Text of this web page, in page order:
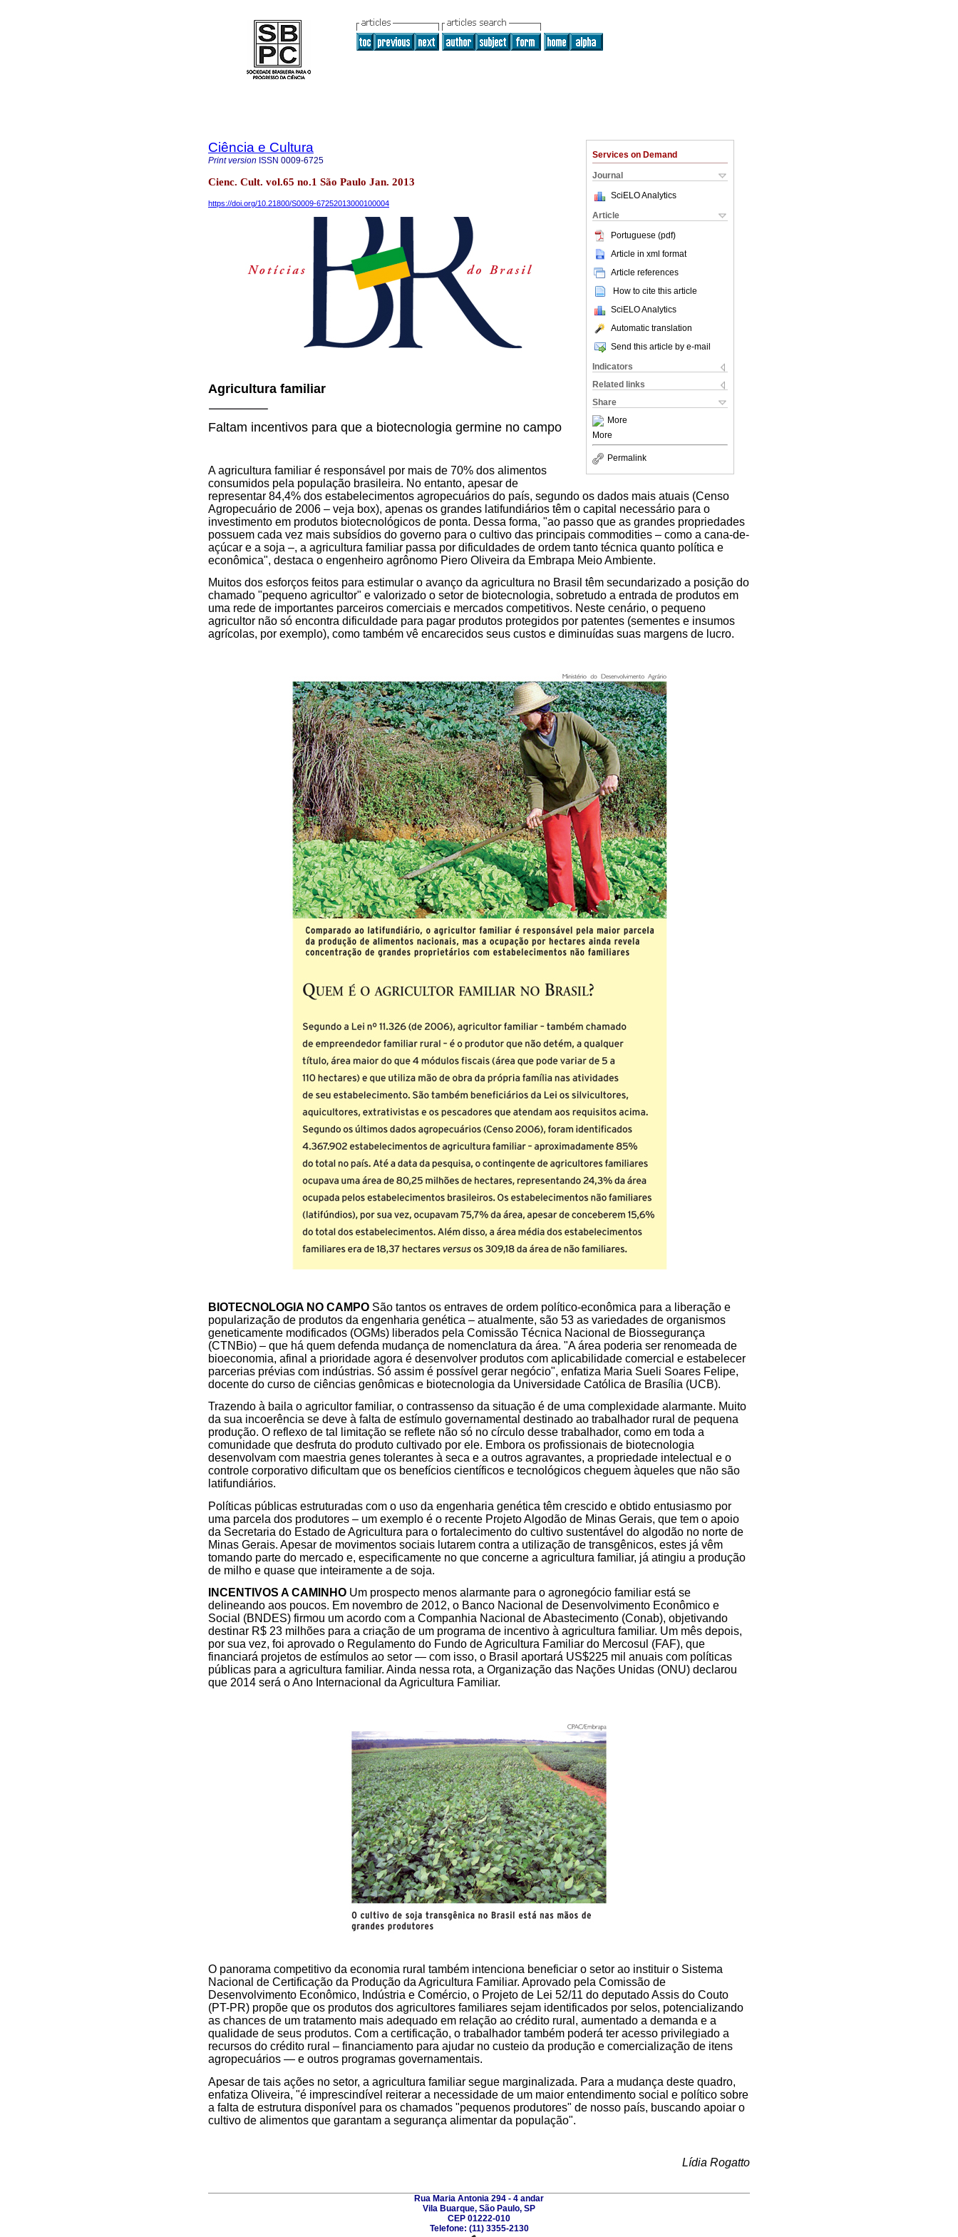
Services on Demand
Journal
SciELO Analytics
Article
Portuguese (pdf)
Article in xml format
Article references
How to cite this article
SciELO Analytics
Automatic translation
Send this article by e-mail
Indicators
Related links
Share
More
More
Permalink
Ciência e Cultura
Print version ISSN 0009-6725
Cienc. Cult. vol.65 no.1 São Paulo Jan. 2013
https://doi.org/10.21800/S0009-67252013000100004
Agricultura familiar
Faltam incentivos para que a biotecnologia germine no campo
A agricultura familiar é responsável por mais de 70% dos alimentos
consumidos pela população brasileira. No entanto, apesar de
representar 84,4% dos estabelecimentos agropecuários do país, segundo os dados mais atuais (Censo
Agropecuário de 2006 – veja box), apenas os grandes latifundiários têm o capital necessário para o
investimento em produtos biotecnológicos de ponta. Dessa forma, "ao passo que as grandes propriedades
possuem cada vez mais subsídios do governo para o cultivo das principais commodities – como a cana-de-
açúcar e a soja –, a agricultura familiar passa por dificuldades de ordem tanto técnica quanto política e
econômica", destaca o engenheiro agrônomo Piero Oliveira da Embrapa Meio Ambiente.
Muitos dos esforços feitos para estimular o avanço da agricultura no Brasil têm secundarizado a posição do
chamado "pequeno agricultor" e valorizado o setor de biotecnologia, sobretudo a entrada de produtos em
uma rede de importantes parceiros comerciais e mercados competitivos. Neste cenário, o pequeno
agricultor não só encontra dificuldade para pagar produtos protegidos por patentes (sementes e insumos
agrícolas, por exemplo), como também vê encarecidos seus custos e diminuídas suas margens de lucro.
BIOTECNOLOGIA NO CAMPO São tantos os entraves de ordem político-econômica para a liberação e
popularização de produtos da engenharia genética – atualmente, são 53 as variedades de organismos
geneticamente modificados (OGMs) liberados pela Comissão Técnica Nacional de Biossegurança
(CTNBio) – que há quem defenda mudança de nomenclatura da área. "A área poderia ser renomeada de
bioeconomia, afinal a prioridade agora é desenvolver produtos com aplicabilidade comercial e estabelecer
parcerias prévias com indústrias. Só assim é possível gerar negócio", enfatiza Maria Sueli Soares Felipe,
docente do curso de ciências genômicas e biotecnologia da Universidade Católica de Brasília (UCB).
Trazendo à baila o agricultor familiar, o contrassenso da situação é de uma complexidade alarmante. Muito
da sua incoerência se deve à falta de estímulo governamental destinado ao trabalhador rural de pequena
produção. O reflexo de tal limitação se reflete não só no círculo desse trabalhador, como em toda a
comunidade que desfruta do produto cultivado por ele. Embora os profissionais de biotecnologia
desenvolvam com maestria genes tolerantes à seca e a outros agravantes, a propriedade intelectual e o
controle corporativo dificultam que os benefícios científicos e tecnológicos cheguem àqueles que não são
latifundiários.
Políticas públicas estruturadas com o uso da engenharia genética têm crescido e obtido entusiasmo por
uma parcela dos produtores – um exemplo é o recente Projeto Algodão de Minas Gerais, que tem o apoio
da Secretaria do Estado de Agricultura para o fortalecimento do cultivo sustentável do algodão no norte de
Minas Gerais. Apesar de movimentos sociais lutarem contra a utilização de transgênicos, estes já vêm
tomando parte do mercado e, especificamente no que concerne a agricultura familiar, já atingiu a produção
de milho e quase que inteiramente a de soja.
INCENTIVOS A CAMINHO Um prospecto menos alarmante para o agronegócio familiar está se
delineando aos poucos. Em novembro de 2012, o Banco Nacional de Desenvolvimento Econômico e
Social (BNDES) firmou um acordo com a Companhia Nacional de Abastecimento (Conab), objetivando
destinar R$ 23 milhões para a criação de um programa de incentivo à agricultura familiar. Um mês depois,
por sua vez, foi aprovado o Regulamento do Fundo de Agricultura Familiar do Mercosul (FAF), que
financiará projetos de estímulos ao setor — com isso, o Brasil aportará US$225 mil anuais com políticas
públicas para a agricultura familiar. Ainda nessa rota, a Organização das Nações Unidas (ONU) declarou
que 2014 será o Ano Internacional da Agricultura Familiar.
O panorama competitivo da economia rural também intenciona beneficiar o setor ao instituir o Sistema
Nacional de Certificação da Produção da Agricultura Familiar. Aprovado pela Comissão de
Desenvolvimento Econômico, Indústria e Comércio, o Projeto de Lei 52/11 do deputado Assis do Couto
(PT-PR) propõe que os produtos dos agricultores familiares sejam identificados por selos, potencializando
as chances de um tratamento mais adequado em relação ao crédito rural, aumentado a demanda e a
qualidade de seus produtos. Com a certificação, o trabalhador também poderá ter acesso privilegiado a
recursos do crédito rural – financiamento para ajudar no custeio da produção e comercialização de itens
agropecuários — e outros programas governamentais.
Apesar de tais ações no setor, a agricultura familiar segue marginalizada. Para a mudança deste quadro,
enfatiza Oliveira, "é imprescindível reiterar a necessidade de um maior entendimento social e político sobre
a falta de estrutura disponível para os chamados "pequenos produtores" de nosso país, buscando apoiar o
cultivo de alimentos que garantam a segurança alimentar da população".
Lídia Rogatto
Rua Maria Antonia 294 - 4 andar
Vila Buarque, São Paulo, SP
CEP 01222-010
Telefone: (11) 3355-2130